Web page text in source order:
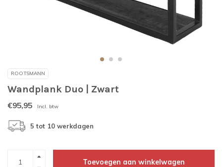
ROOTSMANN
Wandplank Duo | Zwart
€95,95 Incl. btw
5 tot 10 werkdagen
Toevoegen aan winkelwagen